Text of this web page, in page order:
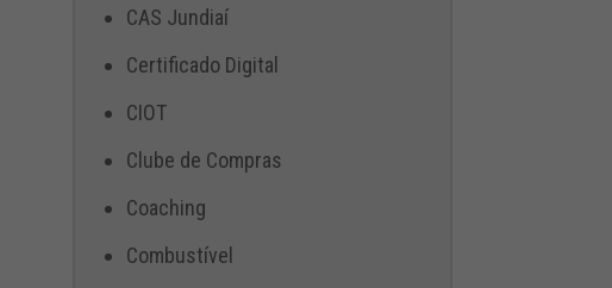
CAS Jundiaí
Certificado Digital
CIOT
Clube de Compras
Coaching
Combustível